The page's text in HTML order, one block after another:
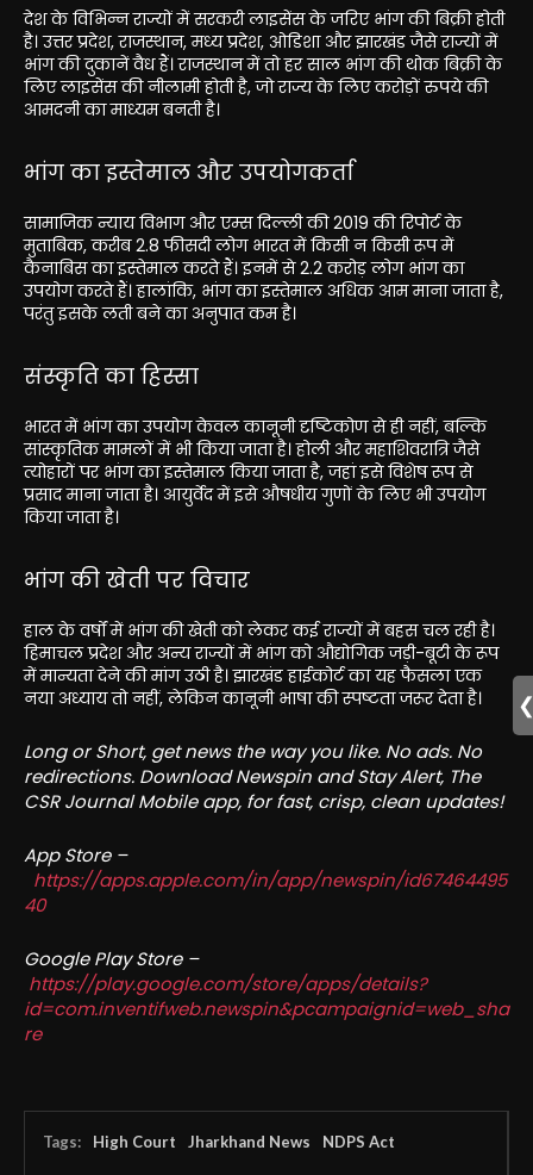
देश के विभिन्न राज्यों में सरकरी लाइसेंस के जरिए भांग की बिक्री होती
है। उत्तर प्रदेश, राजस्थान, मध्य प्रदेश, ओडिशा और झारखंड जैसे राज्यों में
भांग की दुकानें वैध हैं। राजस्थान में तो हर साल भांग की थोक बिक्री के
लिए लाइसेंस की नीलामी होती है, जो राज्य के लिए करोड़ों रुपये की
आमदनी का माध्यम बनती है।
भांग का इस्तेमाल और उपयोगकर्ता
सामाजिक न्याय विभाग और एम्स दिल्ली की 2019 की रिपोर्ट के
मुताबिक, करीब 2.8 फीसदी लोग भारत में किसी न किसी रूप में
कैनाबिस का इस्तेमाल करते हैं। इनमें से 2.2 करोड़ लोग भांग का
उपयोग करते हैं। हालांकि, भांग का इस्तेमाल अधिक आम माना जाता है,
परंतु इसके लती बने का अनुपात कम है।
संस्कृति का हिस्सा
भारत में भांग का उपयोग केवल कानूनी दृष्टिकोण से ही नहीं, बल्कि
सांस्कृतिक मामलों में भी किया जाता है। होली और महाशिवरात्रि जैसे
त्योहारों पर भांग का इस्तेमाल किया जाता है, जहां इसे विशेष रूप से
प्रसाद माना जाता है। आयुर्वेद में इसे औषधीय गुणों के लिए भी उपयोग
किया जाता है।
भांग की खेती पर विचार
हाल के वर्षों में भांग की खेती को लेकर कई राज्यों में बहस चल रही है।
हिमाचल प्रदेश और अन्य राज्यों में भांग को औद्योगिक जड़ी-बूटी के रूप
में मान्यता देने की मांग उठी है। झारखंड हाईकोर्ट का यह फैसला एक
नया अध्याय तो नहीं, लेकिन कानूनी भाषा की स्पष्टता जरूर देता है।
Long or Short, get news the way you like. No ads. No
redirections. Download Newspin and Stay Alert, The
CSR Journal Mobile app, for fast, crisp, clean updates!
App Store –
https://apps.apple.com/in/app/newspin/id67464495
40
Google Play Store –
https://play.google.com/store/apps/details?
id=com.inventifweb.newspin&pcampaignid=web_sha
re
Tags: High Court Jharkhand News NDPS Act